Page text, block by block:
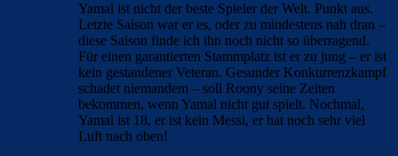
Yamal ist nicht der beste Spieler der Welt. Punkt aus.
Letzte Saison war er es, oder zu mindestens nah dran –
diese Saison finde ich ihn noch nicht so überragend.
Für einen garantierten Stammplatz ist er zu jung – er ist
kein gestandener Veteran. Gesunder Konkurrenzkampf
schadet niemandem – soll Roony seine Zeiten
bekommen, wenn Yamal nicht gut spielt. Nochmal,
Yamal ist 18, er ist kein Messi, er hat noch sehr viel
Luft nach oben!